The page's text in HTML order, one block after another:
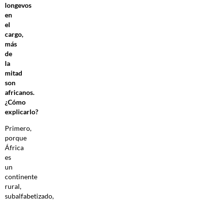
longevos
en
el
cargo,
más
de
la
mitad
son
africanos.
¿Cómo
explicarlo?
Primero,
porque
África
es
un
continente
rural,
subalfabetizado,